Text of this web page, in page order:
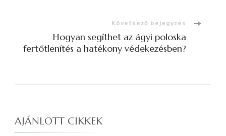
Következő bejegyzés
Hogyan segíthet az ágyi poloska
fertőtlenítés a hatékony védekezésben?
AJÁNLOTT CIKKEK